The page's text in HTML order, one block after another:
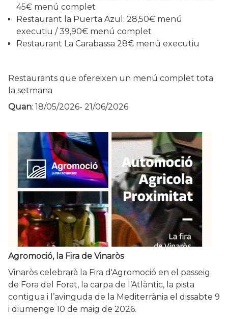
45€ menú complet
Restaurant la Puerta Azul: 28,50€ menú
executiu / 39,90€ menú complet
Restaurant La Carabassa 28€ menú executiu
Restaurants que ofereixen un menú complet tota
la setmana
Quan: 18/05/2026- 21/06/2026
Agromoció, la Fira de Vinaròs
Vinaròs celebrarà la Fira d'Agromoció en el passeig
de Fora del Forat, la carpa de l’Atlàntic, la pista
contigua i l’avinguda de la Mediterrània el dissabte 9
i diumenge 10 de maig de 2026.